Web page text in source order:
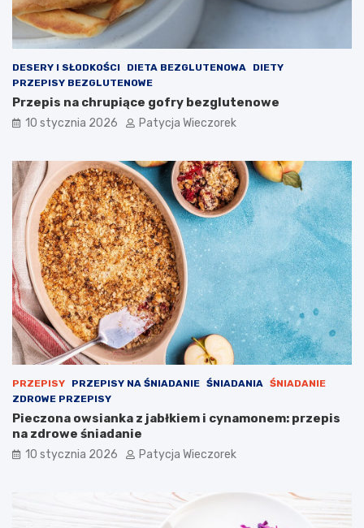
DESERY I SŁODKOŚCI DIETA BEZGLUTENOWA
DIETY
PRZEPISY BEZGLUTENOWE
Przepis na chrupiące gofry bezglutenowe
10 stycznia 2026 Patycja Wieczorek
PRZEPISY PRZEPISY NA ŚNIADANIE ŚNIADANIA
ŚNIADANIE
ZDROWE PRZEPISY
Pieczona owsianka z jabłkiem i cynamonem: przepis
na zdrowe śniadanie
10 stycznia 2026 Patycja Wieczorek